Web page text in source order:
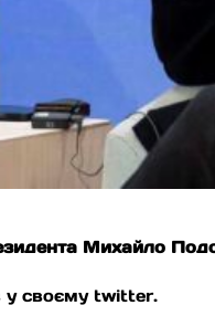
Михайло
у своєму twitter.